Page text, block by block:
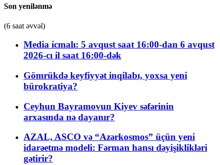
Son yenilənmə
(6 saat əvvəl)
Media icmalı: 5 avqust saat 16:00-dan 6 avqust
2026-cı il saat 16:00-dək
Gömrükdə keyfiyyət inqilabı, yoxsa yeni
bürokratiya?
Ceyhun Bayramovun Kiyev səfərinin
arxasında nə dayanır?
AZAL, ASCO və “Azərkosmos” üçün yeni
idarəetmə modeli: Fərman hansı dəyişiklikləri
gətirir?